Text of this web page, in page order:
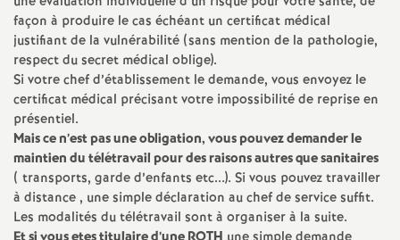
n
d
d
e
façon à produire le cas échéant un certificat médical
justifiant de la vulnérabilité (sans mention de la pathologie,
respect du secret médical oblige).
Si votre chef d’établissement le demande, vous envoyez le
certificat médical précisant votre impossibilité de reprise en
présentiel.
Mais ce n’est pas une obligation, vous pouvez demander le
maintien du télétravail pour des raisons autres que sanitaires
( transports, garde d’enfants etc...). Si vous pouvez travailler
à distance , une simple déclaration au chef de service suffit.
Les modalités du télétravail sont à organiser à la suite.